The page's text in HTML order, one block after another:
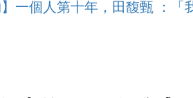
一個人第十年，田馥甄 ：「